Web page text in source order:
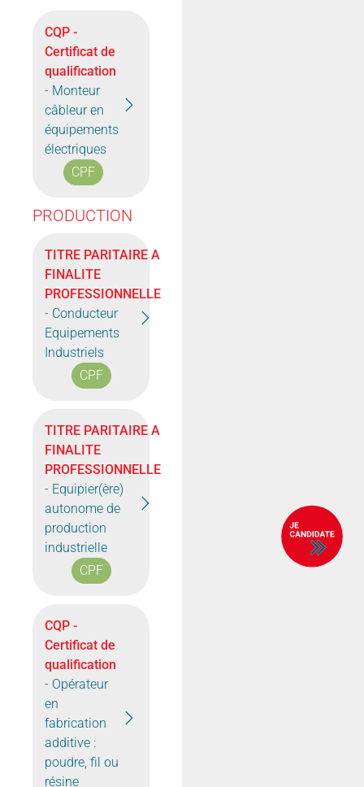
CQP -
Certificat de
qualification
- Monteur
câbleur en
équipements
électriques
CPF
PRODUCTION
TITRE PARITAIRE A
FINALITE
PROFESSIONNELLE
- Conducteur
Equipements
Industriels
CPF
TITRE PARITAIRE A
FINALITE
PROFESSIONNELLE
- Equipier(ère)
autonome de
production
industrielle
CPF
CQP -
Certificat de
qualification
- Opérateur
en
fabrication
additive :
poudre, fil ou
résine